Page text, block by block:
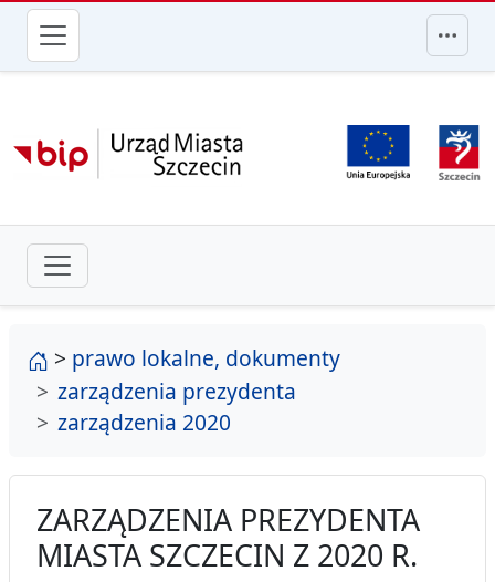
przejdź do głównego menu
strona główna
> prawo lokalne, dokumenty
zarządzenia prezydenta
zarządzenia 2020
ZARZĄDZENIA PREZYDENTA
MIASTA SZCZECIN Z 2020 R.